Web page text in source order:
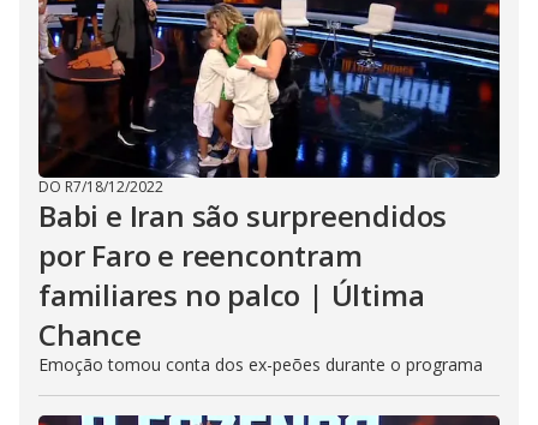
DO R7/18/12/2022
Babi e Iran são surpreendidos
por Faro e reencontram
familiares no palco | Última
Chance
Emoção tomou conta dos ex-peões durante o programa